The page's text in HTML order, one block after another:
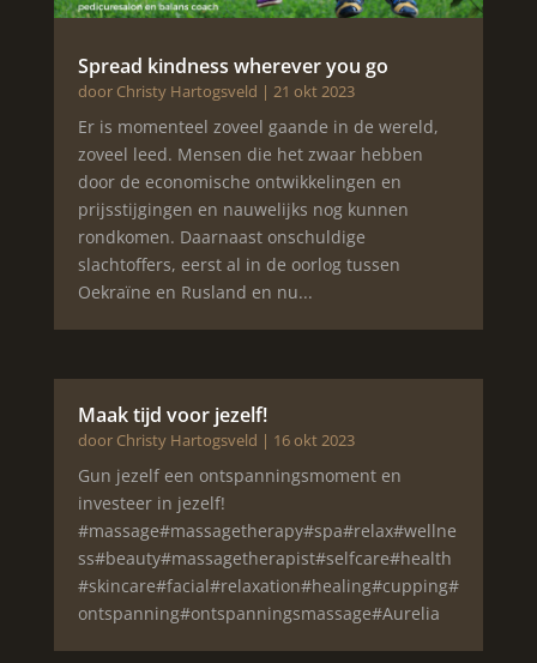
Spread kindness wherever you go
door Christy Hartogsveld | 21 okt 2023
Er is momenteel zoveel gaande in de wereld,
zoveel leed. Mensen die het zwaar hebben
door de economische ontwikkelingen en
prijsstijgingen en nauwelijks nog kunnen
rondkomen. Daarnaast onschuldige
slachtoffers, eerst al in de oorlog tussen
Oekraïne en Rusland en nu...
Maak tijd voor jezelf!
door Christy Hartogsveld | 16 okt 2023
Gun jezelf een ontspanningsmoment en
investeer in jezelf!
#massage#massagetherapy#spa#relax#wellne
ss#beauty#massagetherapist#selfcare#health
#skincare#facial#relaxation#healing#cupping#
ontspanning#ontspanningsmassage#Aurelia